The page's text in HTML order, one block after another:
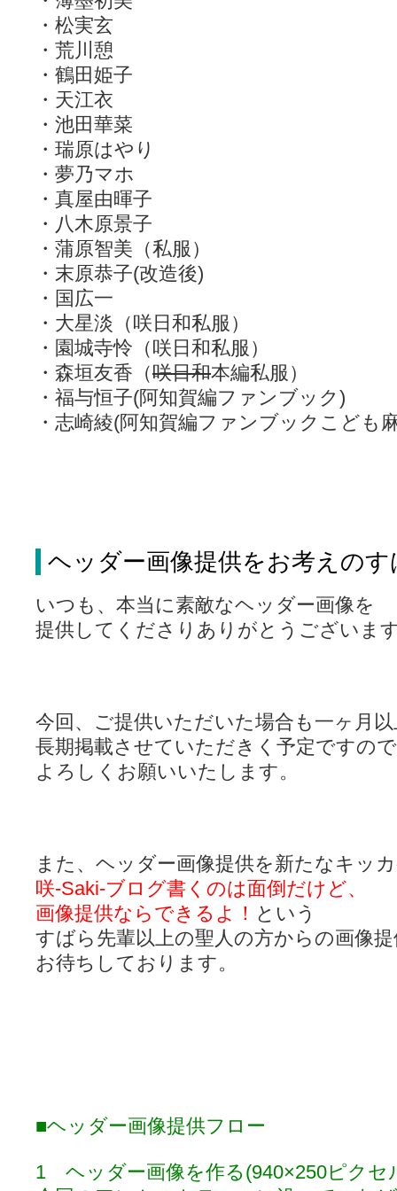
・松実玄
・荒川憩
・鶴田姫子
・天江衣
・池田華菜
・瑞原はやり
・夢乃マホ
・真屋由暉子
・八木原景子
・蒲原智美（私服）
・末原恭子(改造後)
・国広一
・大星淡（咲日和私服）
・園城寺怜（咲日和私服）
・森垣友香（咲日和本編私服）
・福与恒子(阿知賀編ファンブック)
・志崎綾(阿知賀編ファンブックこども
ヘッダー画像提供をお考えの
いつも、本当に素敵なヘッダー画像を
提供してくださりありがとうございま
今回、ご提供いただいた場合も一ヶ月
長期掲載させていただきく予定ですの
よろしくお願いいたします。
また、ヘッダー画像提供を新たなキッ
咲-Saki-ブログ書くのは面倒だけど、
画像提供ならできるよ！ という
すばら先輩以上の聖人の方からの画像
お待ちしております。
■ヘッダー画像提供フロー
1 ヘッダー画像を作る(940×250ピクセ